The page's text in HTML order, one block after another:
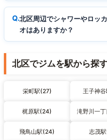
北区周辺でシャワーやロッ
オはありますか？
北区でジムを駅から探
栄町駅(27) 王子神
梶原駅(24) 滝野川一
飛鳥山駅(24) 志茂